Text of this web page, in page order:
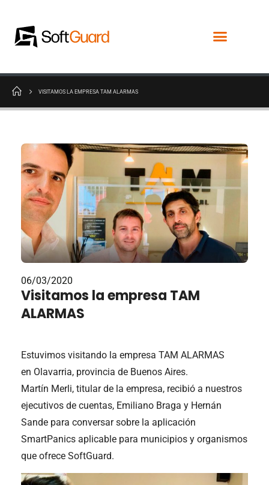
VISITAMOS LA EMPRESA TAM ALARMAS
06/03/2020
Visitamos la empresa TAM
ALARMAS
Estuvimos visitando la empresa TAM ALARMAS
en Olavarria, provincia de Buenos Aires.
Martín Merli, titular de la empresa, recibió a nuestros
ejecutivos de cuentas, Emiliano Braga y Hernán
Sande para conversar sobre la aplicación
SmartPanics aplicable para municipios y organismos
que ofrece SoftGuard.